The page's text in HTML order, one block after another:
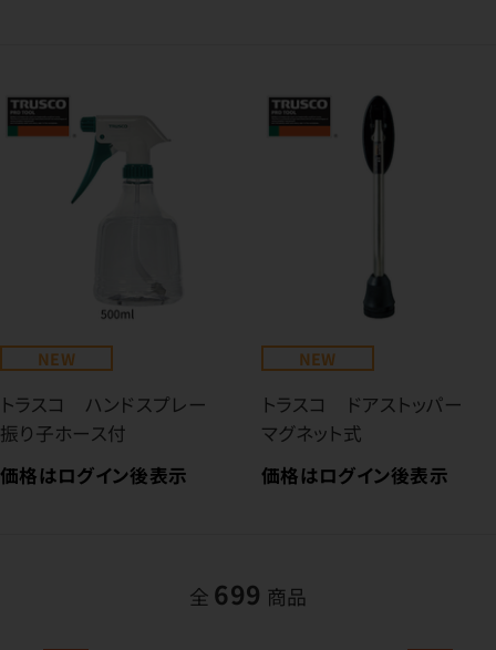
NEW
トラスコ ハンドスプレー
振り子ホース付
価格はログイン後表示
NEW
トラスコ ドアストッパー
マグネット式
価格はログイン後表示
全 699 商品